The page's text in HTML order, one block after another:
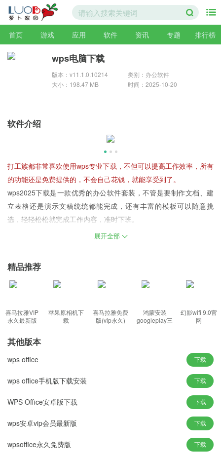
首页 游戏 应用 软件 资讯 专题 排行榜
wps电脑下载
版本：v11.1.0.10214
类别：办公软件
大小：198.47 MB
时间：2025-10-20
软件介绍
打工族都非常喜欢使用wps专业下载，不但可以提高工作效率，所有
的功能还是免费提供的，不会自己花钱，就能享受到了。
wps2025下载是一款优秀的办公软件套装，不管是要制作文档、建
立表格还是演示文稿统统都能完成，还有丰富的模板可以随意挑
选，轻轻松松就完成工作内容，准时下班。
公模板，可以用于在一个易于访问的位置组织笔记、文件和资源，
很好的满足用户多平台、多设备的办公需求，帮助用户轻松提高办
下载wps手机版功能：
1、扩大模板的丰富性，支持多种文件格式的导入输出，随时随地的
2、内置了文字、表格、演示三大功用模块，提供强大的数据分析和
3、云端同步数据的方式，可与其他同事一起编辑处理同一个文件，
非常适合办公人员使用。
wps特色：
展开全部
精品推荐
喜马拉雅VIP
永久最新版
苹果原相机下
载
喜马拉雅免费
版(vip永久)
鸿蒙安装
googleplay三
幻影wifi 9.0官
网
其他版本
wps office 下载
wps office手机版下载安装 下载
WPS Office安卓版下载 下载
wps安卓vip会员最新版 下载
wpsoffice永久免费版 下载